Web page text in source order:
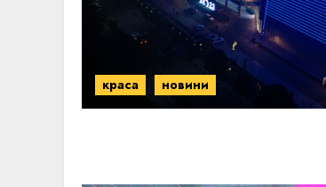
краса новини